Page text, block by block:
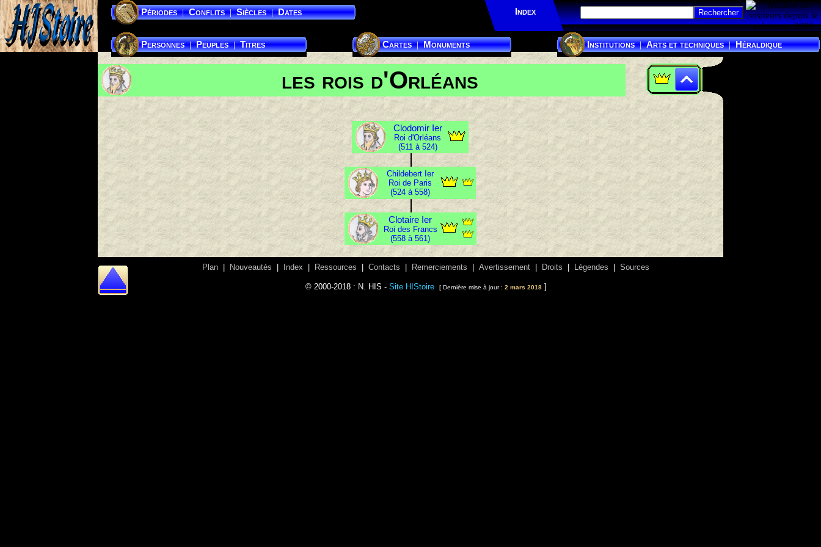
Périodes | Conflits | Siècles | Dates Index
Personnes | Peuples | Titres Cartes | Monuments Institutions | Arts et techniques | Héraldique
les rois d'Orléans
Clodomir Ier
Roi d'Orléans
(511 à 524)
Childebert Ier
Roi de Paris
(524 à 558)
Clotaire Ier
Roi des Francs
(558 à 561)
Plan Nouveautés Index Ressources Contacts Remerciements Avertissement Droits Légendes Sources
© 2000-2018 : N. HIS - Site HIStoire [ Dernière mise à jour : 2 mars 2018]